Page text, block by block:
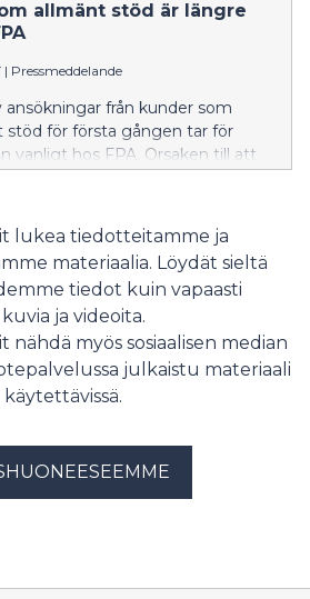
lääkinnällisen kuntoutuksen
allmänt stöd är längre
| Pressmeddelande
från kunder som
stöd för första gången tar för
vanligt hos FPA. Orsaken till att
att många sökandes perioder
dagpenning tar slut. FPA
lättar inom de närmaste
lukea tiedotteitamme ja
materiaalia. Löydät sieltä
tiedot kuin vapaasti
ja videoita.
nähdä myös sosiaalisen median
julkaistu materiaali